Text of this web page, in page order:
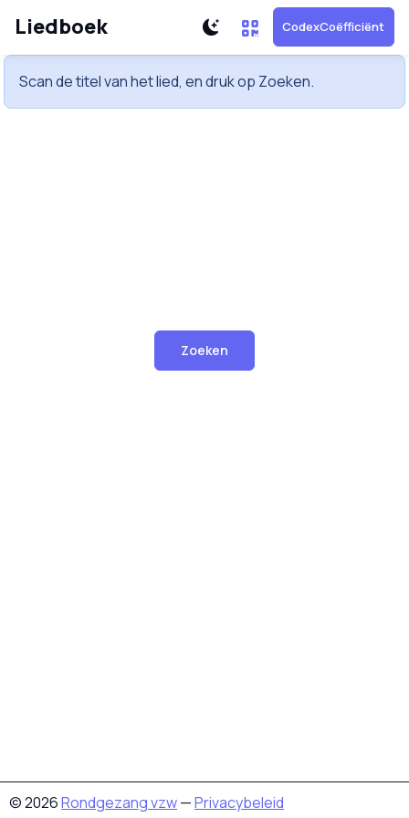
Liedboek CodexCoëfficiënt
Scan de titel van het lied, en druk op Zoeken.
Zoeken
© 2026Rondgezang vzw—Privacybeleid